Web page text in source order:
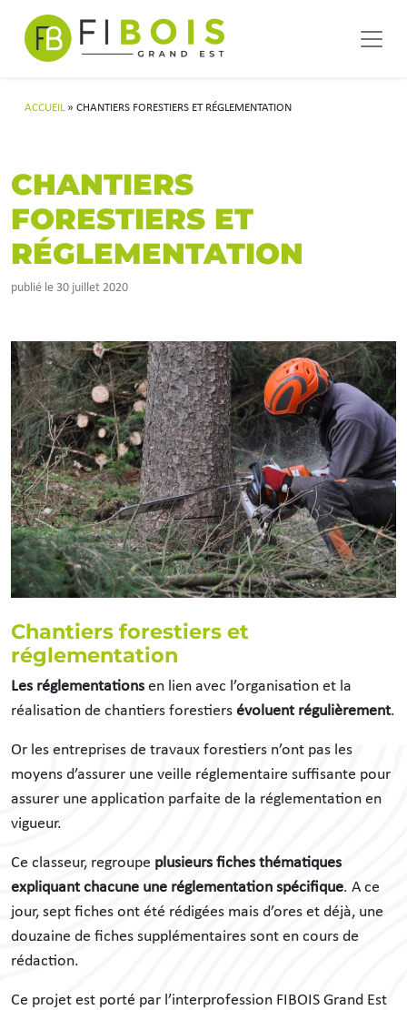
Navigation principale
ACCUEIL» CHANTIERS FORESTIERS ET RÉGLEMENTATION
CHANTIERS
FORESTIERS ET
RÉGLEMENTATION
publié le 30 juillet 2020
Chantiers forestiers et
réglementation
Les réglementations en lien avec l’organisation et la
réalisation de chantiers forestiers évoluent régulièrement.
Or les entreprises de travaux forestiers n’ont pas les
moyens d’assurer une veille réglementaire suffisante pour
assurer une application parfaite de la réglementation en
vigueur.
Ce classeur, regroupe plusieurs fiches thématiques
expliquant chacune une réglementation spécifique. A ce
jour, sept fiches ont été rédigées mais d’ores et déjà, une
douzaine de fiches supplémentaires sont en cours de
rédaction.
Ce projet est porté par l’interprofession FIBOIS Grand Est